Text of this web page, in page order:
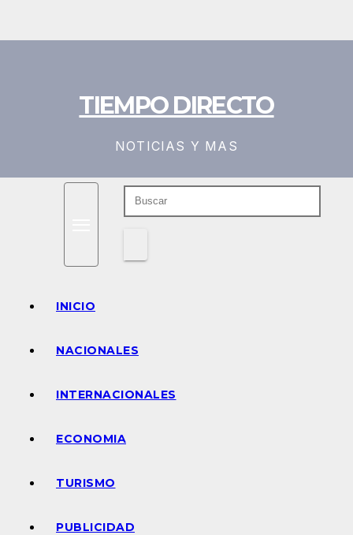
TIEMPO DIRECTO
NOTICIAS Y MAS
INICIO
NACIONALES
INTERNACIONALES
ECONOMIA
TURISMO
PUBLICIDAD